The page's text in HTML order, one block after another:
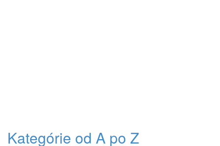
Kategórie od A po Z